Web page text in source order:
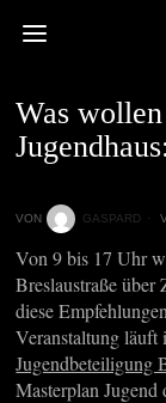
Was
VON GASPARD
Von 9 bis 17 Uhr
Breslaustraße
diese
Veranstaltung
Jugendbeteiligung
Masterplan